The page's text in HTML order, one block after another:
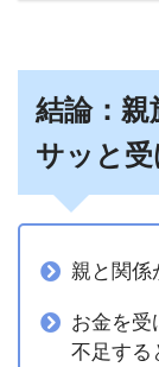
結論：親
サッと受
親と関係
お金を受
不足する